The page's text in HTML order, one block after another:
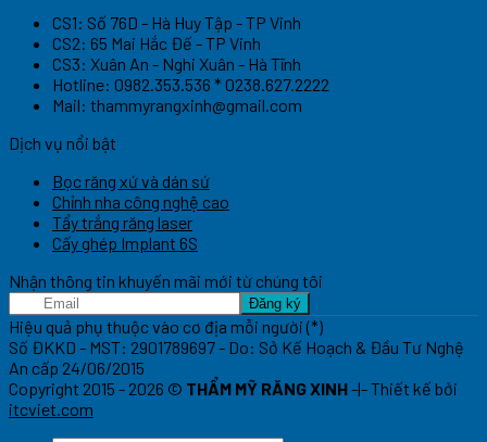
CS1: Số 76D - Hà Huy Tập - TP Vinh
CS2: 65 Mai Hắc Đế - TP Vinh
CS3: Xuân An - Nghi Xuân - Hà Tĩnh
Hotline: 0982.353.536 * 0238.627.2222
Mail: thammyrangxinh@gmail.com
Dịch vụ nổi bật
Bọc răng xứ và dán sứ
Chỉnh nha công nghệ cao
Tẩy trắng răng laser
Cấy ghép Implant 6S
Nhận thông tin khuyến mãi mới từ chúng tôi
Hiệu quả phụ thuộc vào cơ địa mỗi người (*)
Số ĐKKD - MST: 2901789697 - Do: Sở Kế Hoạch & Đầu Tư Nghệ
An cấp 24/06/2015
Copyright 2015 - 2026 © THẨM MỸ RĂNG XINH-|- Thiết kế bởi
itcviet.com